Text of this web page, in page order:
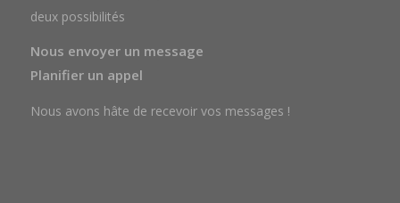
deux possibilités
Nous envoyer un message
Planifier un appel
Nous avons hâte de recevoir vos messages !